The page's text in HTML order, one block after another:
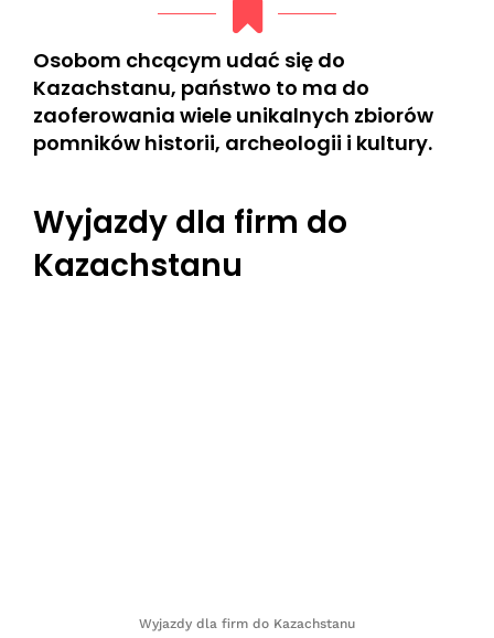
Osobom chcącym udać się do
Kazachstanu, państwo to ma do
zaoferowania wiele unikalnych zbiorów
pomników historii, archeologii i kultury.
Wyjazdy dla firm do
Kazachstanu
Wyjazdy dla firm do Kazachstanu